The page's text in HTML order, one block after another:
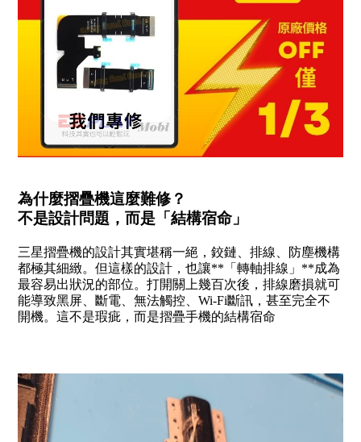
為什麼摺疊機這麼難修？
不是設計問題，而是「結構宿命」
三星摺疊機的設計其實堪稱一絕，鉸鏈、排線、防塵機構
都極其細緻。但這樣的設計，也讓**「轉軸排線」**成為
最容易出狀況的部位。打開關上幾百次後，排線磨損就可
能導致黑屏、斷電、無法觸控、Wi-Fi斷訊，甚至完全不
開機。這不是瑕疵，而是摺疊手機的結構宿命